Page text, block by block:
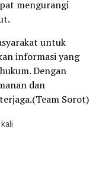
mengurangi
untuk
informasi yang
Dengan
dan
Sorot)